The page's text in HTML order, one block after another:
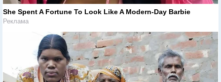
She Spent A Fortune To Look Like A Modern-Day Barbie
Реклама